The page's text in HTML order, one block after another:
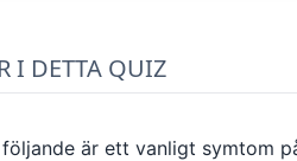
I DETTA QUIZ
är ett vanligt symtom